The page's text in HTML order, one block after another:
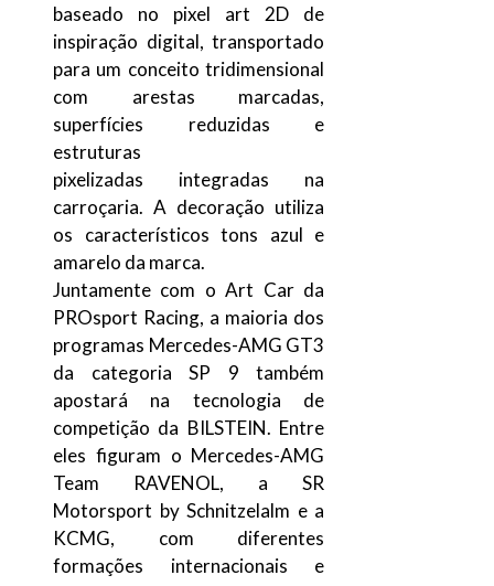
baseado no pixel art 2D de
inspiração digital, transportado
para um conceito tridimensional
com arestas marcadas,
superfícies reduzidas e
estruturas
pixelizadas integradas na
carroçaria. A decoração utiliza
os característicos tons azul e
amarelo da marca.
Juntamente com o Art Car da
PROsport Racing, a maioria dos
programas Mercedes-AMG GT3
da categoria SP 9 também
apostará na tecnologia de
competição da BILSTEIN. Entre
eles figuram o Mercedes-AMG
Team RAVENOL, a SR
Motorsport by Schnitzelalm e a
KCMG, com diferentes
formações internacionais e